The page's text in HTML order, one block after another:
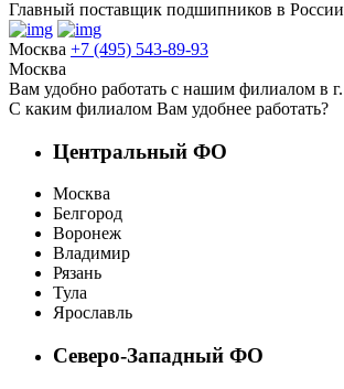
Главный поставщик подшипников в России
Москва +7 (495) 543-89-93
Москва
Вам удобно работать с нашим филиалом в г.
С каким филиалом Вам удобнее работать?
Центральный ФО
Москва
Белгород
Воронеж
Владимир
Рязань
Тула
Ярославль
Северо-Западный ФО